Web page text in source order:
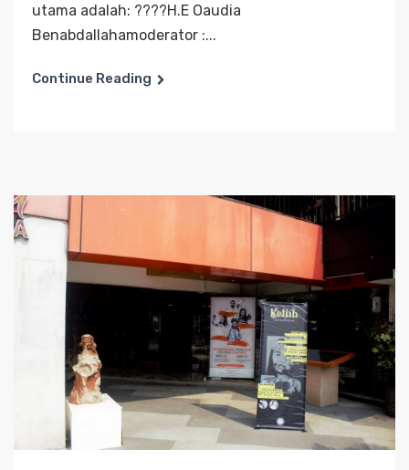
utama adalah: ????H.E Oaudia
Benabdallahamoderator :...
Continue Reading